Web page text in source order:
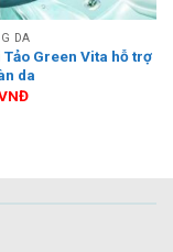
DA
Tảo Green Vita hỗ trợ
da